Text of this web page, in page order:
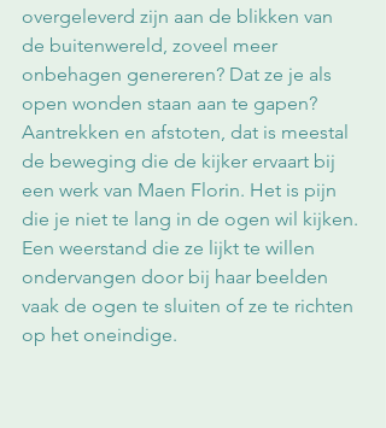
overgeleverd zijn aan de blikken van
de buitenwereld, zoveel meer
onbehagen genereren? Dat ze je als
open wonden staan aan te gapen?
Aantrekken en afstoten, dat is meestal
de beweging die de kijker ervaart bij
een werk van Maen Florin. Het is pijn
die je niet te lang in de ogen wil kijken.
Een weerstand die ze lijkt te willen
ondervangen door bij haar beelden
vaak de ogen te sluiten of ze te richten
op het oneindige.